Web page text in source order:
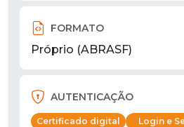
FORMATO
Próprio (ABRASF)
AUTENTICAÇÃO
Certificado digital Login e